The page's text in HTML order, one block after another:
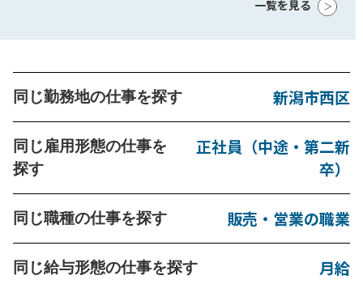
一覧を見る
同じ勤務地の仕事を探す 新潟市西区
同じ雇用形態の仕事を
探す
正社員（中途・第二新
卒）
同じ職種の仕事を探す 販売・営業の職業
同じ給与形態の仕事を探す 月給